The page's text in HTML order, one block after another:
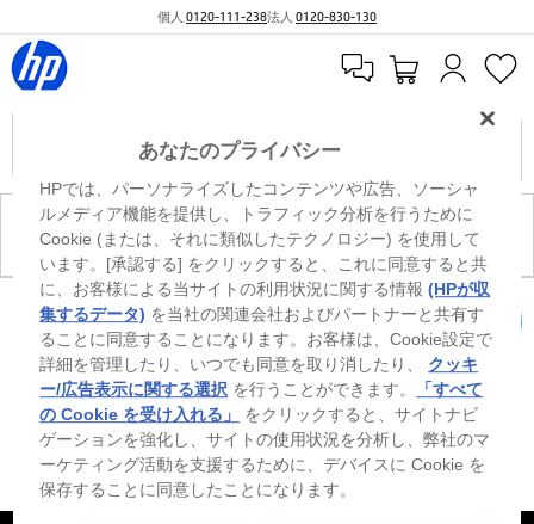
個人 0120-111-238法人 0120-830-130
現在、このカテゴリには商品がありません。
カートを確認
※ Windowsのすべてのエディションまたはバージョンで、すべての機能を使用でき
るわけではありません。Windowsの機能を最大限に活用するには、システムのハ
ードウェア、ドライバー、ソフトウェアのアップグレードおよび/または別途購
入、あるいはBIOSのアップデートが必要になる場合があります。Windowsは自動
的にアップデートされ、有効になります。高速インターネットとMicrosoftアカウ
ントが必要になります。ISPの料金が適用され、今後アップデートの際に要件が追
加される場合があります。http://www.windows.com 外部リンクアイコンをご覧く
ださい。
あなたのプライバシー
HPでは、パーソナライズしたコンテンツや広告、ソーシャ
ルメディア機能を提供し、トラフィック分析を行うために
Cookie (または、それに類似したテクノロジー) を使用して
います。[承認する] をクリックすると、これに同意すると共
に、お客様による当サイトの利用状況に関する情報(HPが収
集するデータ) を当社の関連会社およびパートナーと共有す
ることに同意することになります。お客様は、Cookie設定で
詳細を管理したり、いつでも同意を取り消したり、 クッキ
ー/広告表示に関する選択 を行うことができます。
「すべて
の Cookie を受け入れる」
をクリックすると、サイトナビ
ゲーションを強化し、サイトの使用状況を分析し、弊社のマ
ーケティング活動を支援するために、デバイスに Cookie を
保存することに同意したことになります。